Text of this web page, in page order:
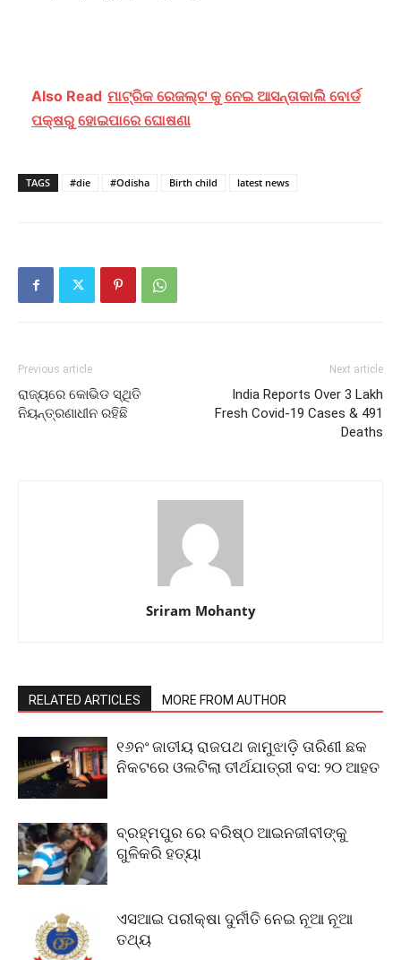
Also Read ମାଟ୍ରିକ ରେଜଲ୍ଟ କୁ ନେଇ ଆସନ୍ତାକାଲିି ବୋର୍ଡ
ପକ୍ଷରୁ ହୋଇପାରେ ଘୋଷଣା
TAGS #die #Odisha Birth child latest news
Previous article
ରାଜ୍ୟରେ କୋଭିଡ ସ୍ଥିତି
ନିୟନ୍ତ୍ରଣାଧୀନ ରହିଛି
Next article
India Reports Over 3 Lakh
Fresh Covid-19 Cases & 491
Deaths
Sriram Mohanty
RELATED ARTICLES MORE FROM AUTHOR
୧୬ନଂ ଜାତୀୟ ରାଜପଥ ଜାମୁଝାଡ଼ି ତାରିଣୀ ଛକ
ନିକଟରେ ଓଲଟିଲା ତୀର୍ଥଯାତ୍ରୀ ବସ: ୨୦ ଆହତ
ବ୍ରହ୍ମପୁର ରେ ବରିଷ୍ଠ ଆଇନଜୀବୀଙ୍କୁ
ଗୁଳିକରି ହତ୍ୟା
ଏସଆଇ ପରୀକ୍ଷା ଦୁର୍ନୀତି ନେଇ ନୂଆ ନୂଆ
ତଥ୍ୟ